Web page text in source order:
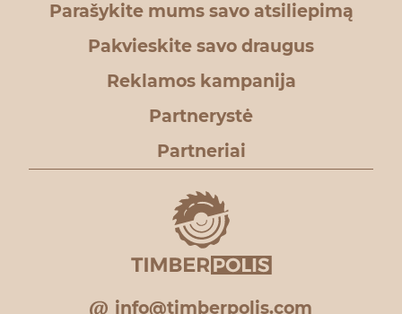
Parašykite mums savo atsiliepimą
Pakvieskite savo draugus
Reklamos kampanija
Partnerystė
Partneriai
info@timberpolis.com